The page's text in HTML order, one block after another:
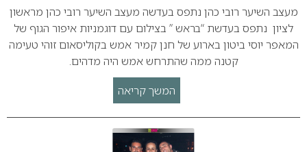
מעצב השיער רובי כהן נתפס בעדשה מעצב השיער רובי כהן מראשון
לציון נתפס בעדשת “בראש ” בצילום עם דוגמניות איפור הגוף של
המאפר יוסי ביטון בארוע של חנן קמיר אמש בקוליסאום זוהי טעימה
קטנה ממה שהתרחש אמש היה מדהים.
המשך קריאה